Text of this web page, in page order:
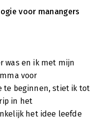
voor manangers
was en ik met mijn
voor
te beginnen, stiet ik tot
in het
het idee leefde